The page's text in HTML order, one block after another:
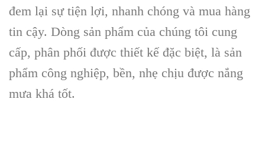
đem lại sự tiện lợi, nhanh chóng và mua hàng
tin cậy. Dòng sản phẩm của chúng tôi cung
cấp, phân phối được thiết kế đặc biệt, là sản
phẩm công nghiệp, bền, nhẹ chịu được nắng
mưa khá tốt.